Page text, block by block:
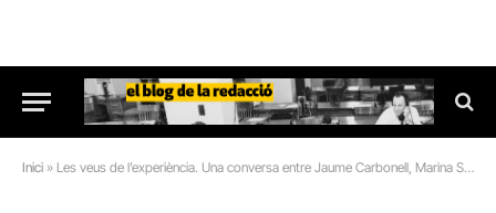
Inici » Les veus de l’experiència. Una conversa entre Jaume Carbonell, Marina Subirats i Juan León